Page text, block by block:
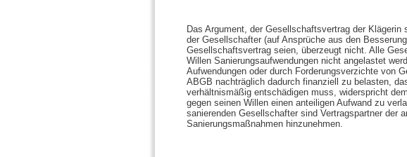
Das Argument, der Gesellschaftsvertrag der
der Gesellschafter (auf Ansprüche aus den
Gesellschaftsvertrag seien, überzeugt nicht. Alle
Willen Sanierungsaufwendungen nicht angelastet
Aufwendungen oder durch Forderungsverzichte von
ABGB nachträglich dadurch finanziell zu belasten,
verhältnismäßig entschädigen muss, widerspricht
gegen seinen Willen einen anteiligen Aufwand zu
sanierenden Gesellschafter sind Vertragspartner der
Sanierungsmaßnahmen hinzunehmen.